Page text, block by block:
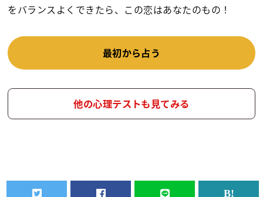
をバランスよくできたら、この恋はあなたのもの！
最初から占う
他の心理テストも見てみる